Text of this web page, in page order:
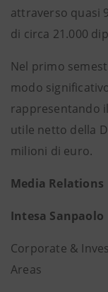
attraverso quasi
di circa 21.000
Nel primo
modo
rappresentando
utile netto della
milioni di euro.
Media Relations
Intesa Sanpaolo
Corporate &
Areas